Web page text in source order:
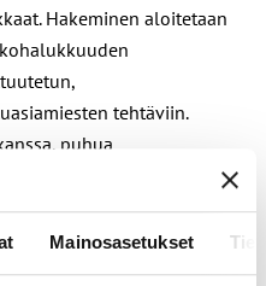
Mainosasetukset
Hakeminen aloitetaan
tehtäviin.
puhua
ja kertoa miten asioihin
eivät ole yksin,
jäsenet ja suuren
ja ohjeita